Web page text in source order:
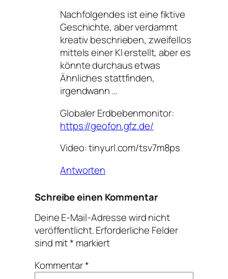
Nachfolgendes ist eine fiktive
Geschichte, aber verdammt
kreativ beschrieben, zweifellos
mittels einer KI erstellt, aber es
könnte durchaus etwas
Ähnliches stattfinden,
irgendwann …
Globaler Erdbebenmonitor:
https://geofon.gfz.de/
Video: tinyurl.com/tsv7m8ps
Antworten
Schreibe einen Kommentar
Deine E-Mail-Adresse wird nicht
veröffentlicht.Erforderliche Felder
sind mit* markiert
Kommentar*